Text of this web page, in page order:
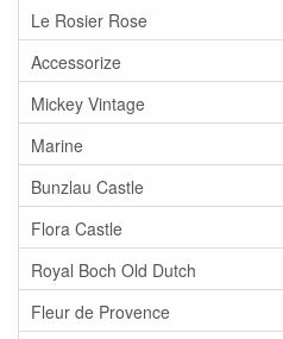
Le Rosier Rose
Accessorize
Mickey Vintage
Marine
Bunzlau Castle
Flora Castle
Royal Boch Old Dutch
Fleur de Provence